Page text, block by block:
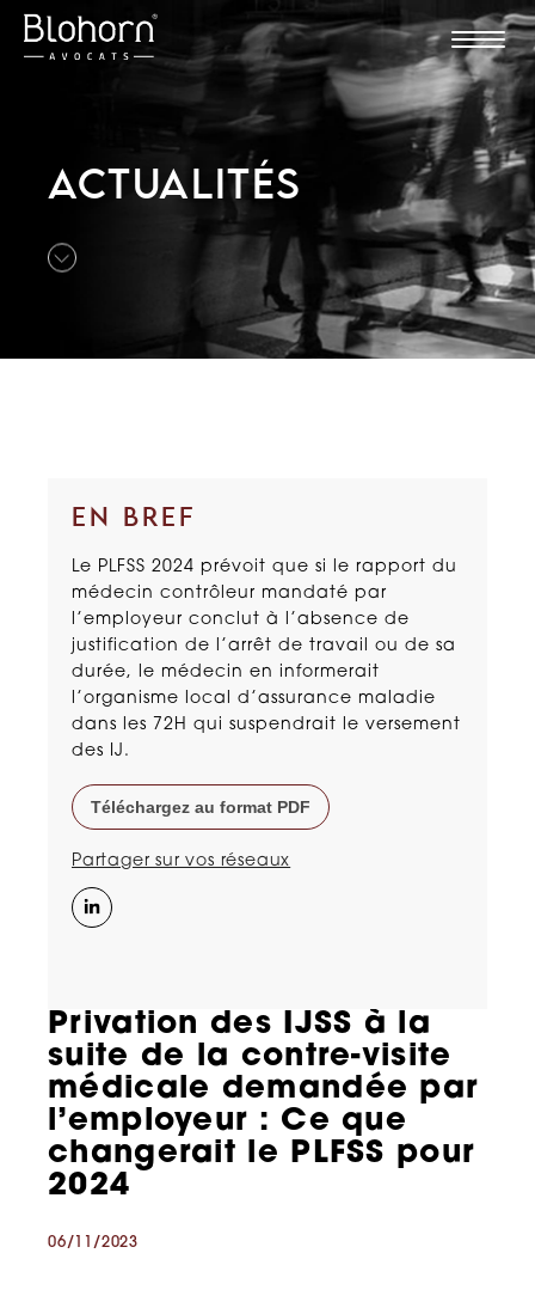
ACTUALITÉS
Privation des IJSS à la
suite de la contre-visite
médicale demandée par
l’employeur : Ce que
changerait le PLFSS pour
2024
06/11/2023
EN BREF
Le PLFSS 2024 prévoit que si le rapport du
médecin contrôleur mandaté par
l’employeur conclut à l’absence de
justification de l’arrêt de travail ou de sa
durée, le médecin en informerait
l’organisme local d’assurance maladie
dans les 72H qui suspendrait le versement
des IJ.
Téléchargez au format PDF
Partager sur vos réseaux